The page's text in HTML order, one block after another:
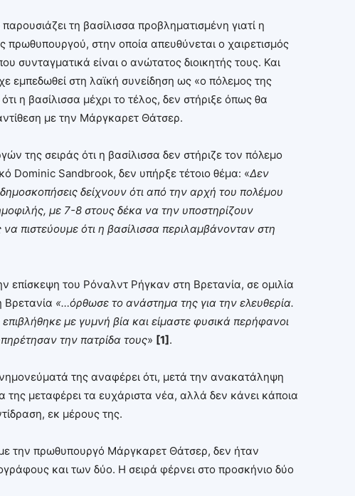
τη βασίλισσα προβληματισμένη γιατί η
πρωθυπουργού, στην οποία απευθύνεται ο χαιρετισμός
συνταγματικά είναι ο ανώτατος διοικητής τους. Και
εμπεδωθεί στη λαϊκή συνείδηση ως «ο πόλεμος της
η βασίλισσα μέχρι το τέλος, δεν στήριξε όπως θα
με την Μάργκαρετ Θάτσερ.
της σειράς ότι η βασίλισσα δεν στήριζε τον πόλεμο
Dominic Sandbrook, δεν υπήρξε τέτοιο θέμα: «Δεν
δείχνουν ότι από την αρχή του πολέμου
με 7-8 στους δέκα να την υποστηρίζουν
πιστεύουμε ότι η βασίλισσα περιλαμβάνονταν στη
επίσκεψη του Ρόναλντ Ρήγκαν στη Βρετανία, σε ομιλία
Βρετανία «…όρθωσε το ανάστημα της για την ελευθερία.
με γυμνή βία και είμαστε φυσικά περήφανοι
την πατρίδα τους» [1] .
της αναφέρει ότι, μετά την ανακατάληψη
της μεταφέρει τα ευχάριστα νέα, αλλά δεν κάνει κάποια
εκ μέρους της.
με την πρωθυπουργό Μάργκαρετ Θάτσερ, δεν ήταν
και των δύο. Η σειρά φέρνει στο προσκήνιο δύο